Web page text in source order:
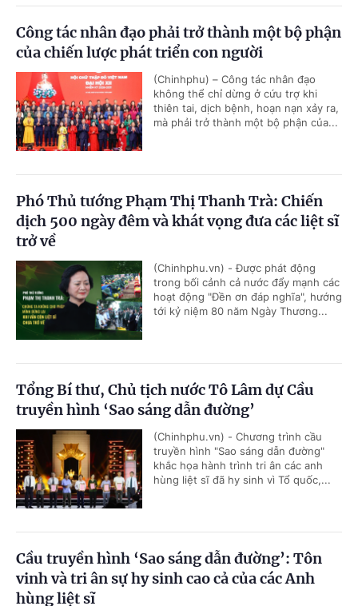
Công tác nhân đạo phải trở thành một bộ phận
của chiến lược phát triển con người
(Chinhphu) – Công tác nhân đạo
không thể chỉ dừng ở cứu trợ khi
thiên tai, dịch bệnh, hoạn nạn xảy ra,
mà phải trở thành một bộ phận của...
Phó Thủ tướng Phạm Thị Thanh Trà: Chiến
dịch 500 ngày đêm và khát vọng đưa các liệt sĩ
trở về
(Chinhphu.vn) - Được phát động
trong bối cảnh cả nước đẩy mạnh các
hoạt động "Đền ơn đáp nghĩa", hướng
tới kỷ niệm 80 năm Ngày Thương...
Tổng Bí thư, Chủ tịch nước Tô Lâm dự Cầu
truyền hình ‘Sao sáng dẫn đường’
(Chinhphu.vn) - Chương trình cầu
truyền hình "Sao sáng dẫn đường"
khắc họa hành trình tri ân các anh
hùng liệt sĩ đã hy sinh vì Tổ quốc,...
Cầu truyền hình ‘Sao sáng dẫn đường’: Tôn
vinh và tri ân sự hy sinh cao cả của các Anh
hùng liệt sĩ